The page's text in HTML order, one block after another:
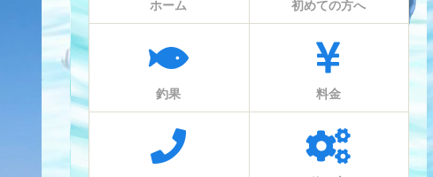
ホーム 初めての方へ
釣果 料金